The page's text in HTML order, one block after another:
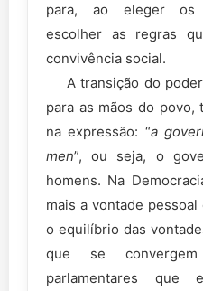
para, ao eleger os
escolher as regras
convivência social.
A transição do
para as mãos do
na expressão: “a
men”, ou seja, o
homens. Na
mais a vontade
o equilíbrio das
que se
parlamentares que